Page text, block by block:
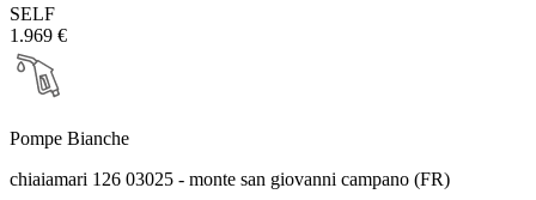
SELF
1.969 €
Pompe Bianche
chiaiamari 126 03025 - monte san giovanni campano (FR)